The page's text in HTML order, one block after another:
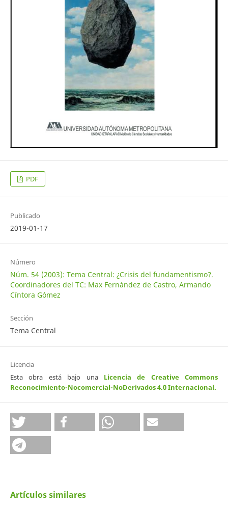
PDF
Publicado
2019-01-17
Número
Núm. 54 (2003): Tema Central: ¿Crisis del fundamentismo?.
Coordinadores del TC: Max Fernández de Castro, Armando
Cíntora Gómez
Sección
Tema Central
Licencia
Esta obra está bajo una Licencia de Creative Commons
Reconocimiento-Nocomercial-NoDerivados 4.0 Internacional.
Artículos similares